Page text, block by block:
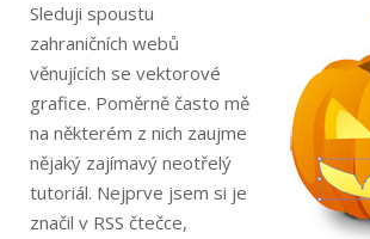
Sleduji spoustu
zahraničních webů
věnujících se vektorové
grafice. Poměrně často mě
na některém z nich zaujme
nějaký zajímavý neotřelý
tutoriál. Nejprve jsem si je
značil v RSS čtečce,